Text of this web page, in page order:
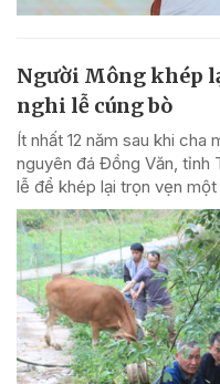
Người Mông khép
nghi lễ cúng bò
Ít nhất 12 năm sau khi
nguyên đá Đồng Văn, tỉnh
lễ để khép lại trọn vẹn